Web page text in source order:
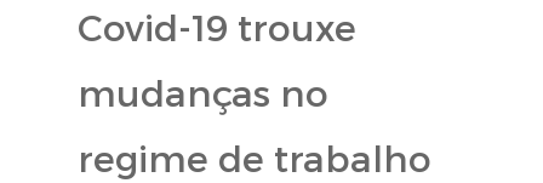
Covid-19 trouxe
mudanças no
regime de trabalho